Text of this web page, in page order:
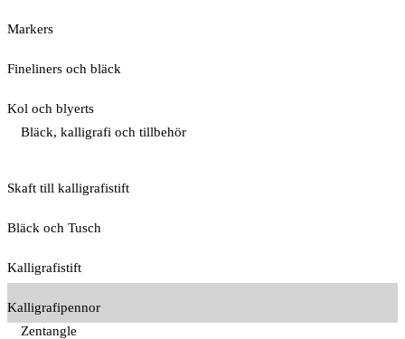
Markers
Fineliners och bläck
Kol och blyerts
Bläck, kalligrafi och tillbehör
Skaft till kalligrafistift
Bläck och Tusch
Kalligrafistift
Kalligrafipennor
Zentangle